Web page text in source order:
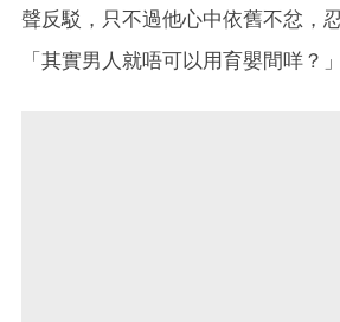
聲反駁，只不過他心中依舊不忿，
「其實男人就唔可以用育嬰間咩？」